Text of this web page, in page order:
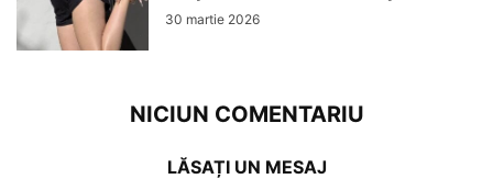
30 martie 2026
NICIUN COMENTARIU
LĂSAȚI UN MESAJ